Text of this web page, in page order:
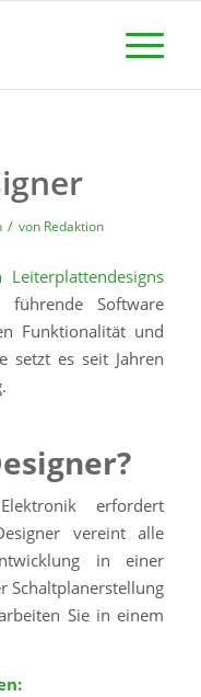
/ von Redaktion
Leiterplattendesigns
Software
Funktionalität und
setzt es seit Jahren
erfordert
vereint alle
in einer
Schaltplanerstellung
Sie in einem